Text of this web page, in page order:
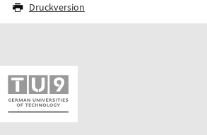
Druckversion